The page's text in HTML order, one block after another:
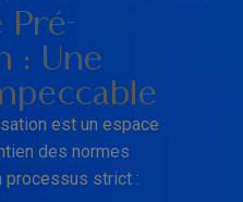
Pré-
: Une
est un espace
des normes
processus strict :